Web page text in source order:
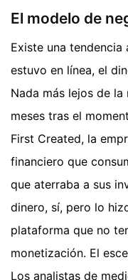
El modelo de
Existe una tendencia
estuvo en línea, el
Nada más lejos de
meses tras el
First Created, la
financiero que
que aterraba a sus
dinero, sí, pero lo
plataforma que no
monetización. El
Los analistas de